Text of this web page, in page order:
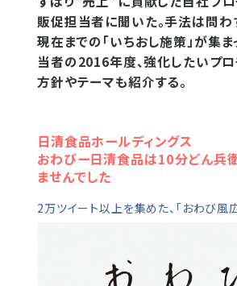
販促担当者に聞いた。手法は問わ
現在までの「いちおし施策」が集ま
当者の2016年度、強化したいプロ
方針やテーマも紹介する。
日清食品ホールディングス
おわびー日清食品は10分どん兵
ませんでした
2万ツイート以上を集めた、「おわび風